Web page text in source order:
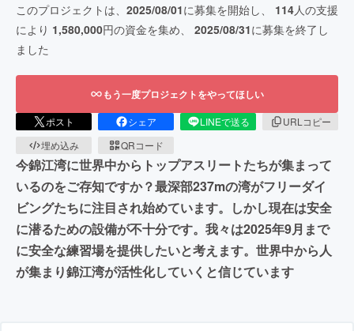
このプロジェクトは、 2025/08/01に募集を開始し、 114人の支援
により 1,580,000円の資金を集め、 2025/08/31に募集を終了し
ました
もう一度プロジェクトをやってほしい
ポスト シェア LINEで送る
URLコピー
埋め込み
QRコード
今錦江湾に世界中からトップアスリートたちが集まって
いるのをご存知ですか？最深部237mの湾がフリーダイ
ビングたちに注目され始めています。しかし現在は安全
に潜るための設備が不十分です。我々は2025年9月まで
に安全な練習場を提供したいと考えます。世界中から人
が集まり錦江湾が活性化していくと信じています